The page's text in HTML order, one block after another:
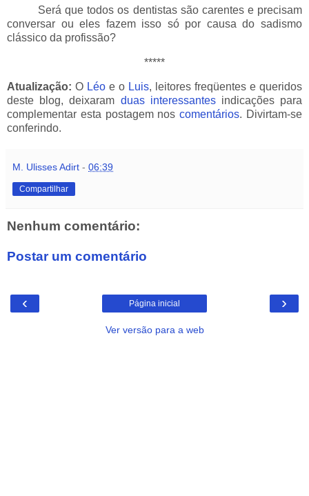
Será que todos os dentistas são carentes e precisam
conversar ou eles fazem isso só por causa do sadismo
clássico da profissão?
*****
Atualização: O Léo e o Luis, leitores freqüentes e queridos
deste blog, deixaram duas interessantesindicações para
complementar esta postagem noscomentários. Divirtam-se
conferindo.
M. Ulisses Adirt - 06:39
Compartilhar
Nenhum comentário:
Postar um comentário
‹ ›
Página inicial
Ver versão para a web